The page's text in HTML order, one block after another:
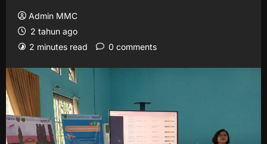
Admin MMC
2 tahun ago
2 minutes read
0 comments